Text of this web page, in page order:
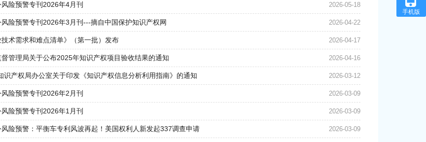
2026-05-18
险预警专刊2026年4月刊
2026-04-22
险预警专刊2026年3月刊---摘自中国保护知识产权网
2026-04-17
技术需求和难点清单》（第一批）发布
2026-04-16
管理局关于公布2025年知识产权项目验收结果的通知
2026-03-12
识产权局办公室关于印发《知识产权信息分析利用指南》的通知
2026-03-09
险预警专刊2026年2月刊
2026-03-09
险预警专刊2026年1月刊
2026-03-09
险预警：平衡车专利风波再起！美国权利人新发起337调查申请
手机版